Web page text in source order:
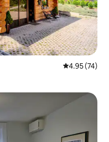
レビュー74
4.95 (74)